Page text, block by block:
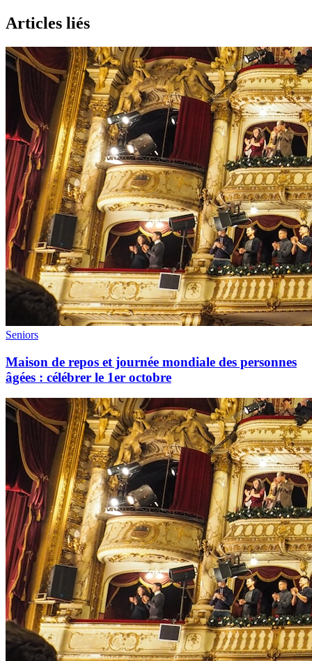
Articles liés
Seniors
Maison de repos et journée mondiale des personnes
âgées : célébrer le 1er octobre